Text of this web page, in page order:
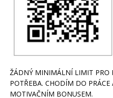
ŽÁDNÝ MINIMÁLNÍ LIMIT PRO
POTŘEBA. CHODÍM DO PRÁCE
MOTIVAČNÍM BONUSEM.